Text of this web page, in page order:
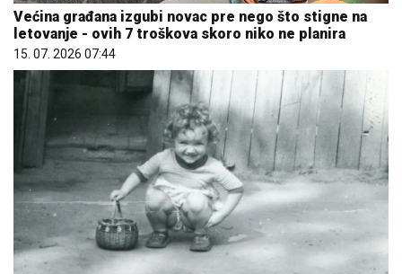
Većina građana izgubi novac pre nego što stigne na
letovanje - ovih 7 troškova skoro niko ne planira
15. 07. 2026 07:44